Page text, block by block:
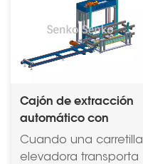
Cajón de extracción
automático con
estructura de soporte
de acero para
Cuando una carretilla
elevadora transporta